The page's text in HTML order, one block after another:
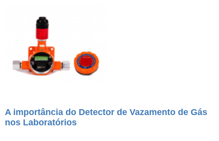
A importância do Detector de Vazamento de Gás
nos Laboratórios